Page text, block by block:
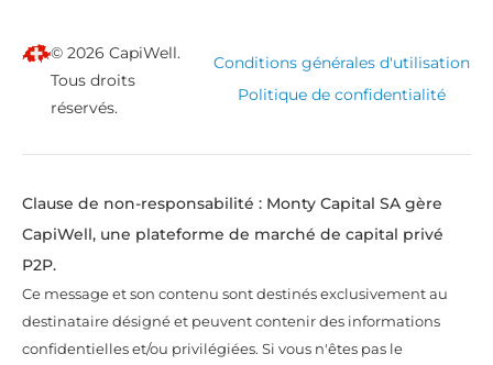
© 2026 CapiWell.
Tous droits
réservés.
Conditions générales d'utilisation
Politique de confidentialité
Clause de non-responsabilité : Monty Capital SA gère
CapiWell, une plateforme de marché de capital privé
P2P.
Ce message et son contenu sont destinés exclusivement au
destinataire désigné et peuvent contenir des informations
confidentielles et/ou privilégiées. Si vous n'êtes pas le